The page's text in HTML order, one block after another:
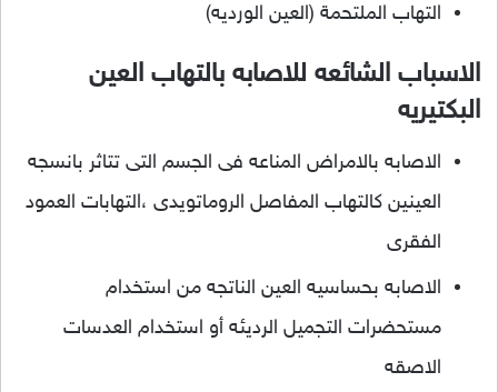
التهاب الملتحمة (العين الورديه)
الاسباب الشائعه للاصابه بالتهاب العين
البكتيريه
الاصابه بالامراض المناعه فى الجسم التى تتاثر بانسجه
العينين كالتهاب المفاصل الروماتويدى ،التهابات العمود
الفقرى
الاصابه بحساسيه العين الناتجه من استخدام
مستحضرات التجميل الرديئه أو استخدام العدسات
الاصقه